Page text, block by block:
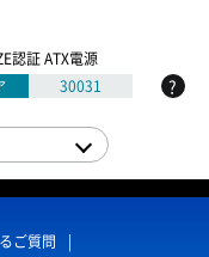
認証 ATX電源
30031 ?
ご質問